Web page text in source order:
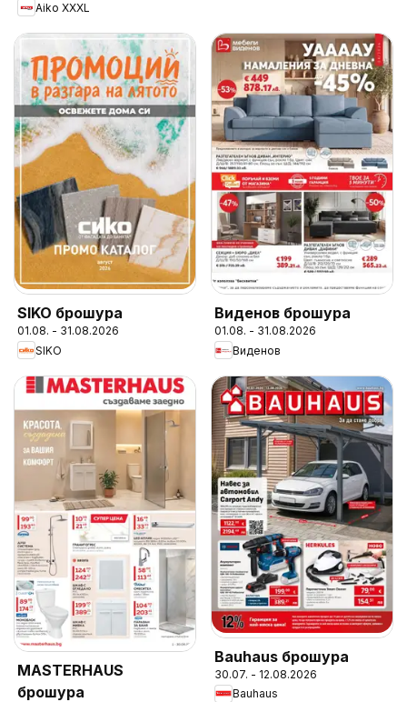
Aiko XXXL
SIKO брошура
01.08. - 31.08.2026
SIKO
Виденов брошура
01.08. - 31.08.2026
Виденов
MASTERHAUS
брошура
Bauhaus брошура
30.07. - 12.08.2026
Bauhaus